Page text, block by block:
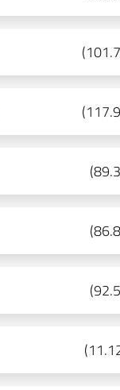
(
(
(
(
(
(